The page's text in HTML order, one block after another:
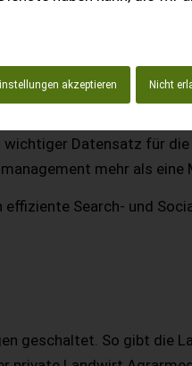
akzeptieren Nicht
– Die
von null auf
Portale in Österreich
wichtiger Datensatz für
mehr als eine
effiziente Search- und
geschaltet. So gibt die